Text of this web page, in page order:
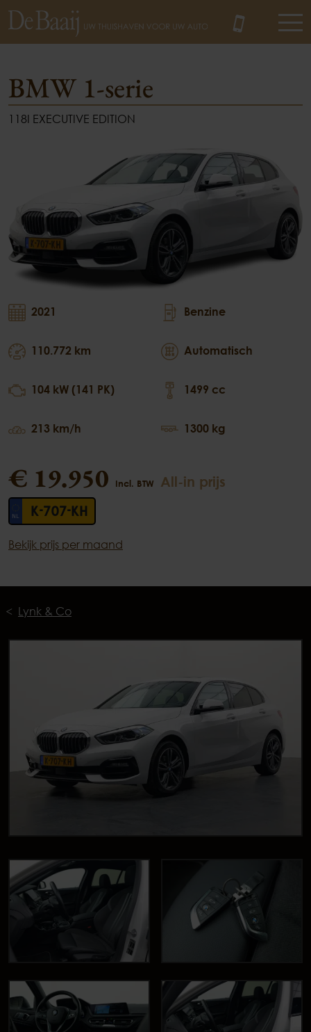
BMW 1-serie
118I EXECUTIVE EDITION
2021
110.772 km
104 kW (141 PK)
213 km/h
Benzine
Automatisch
1499 cc
1300 kg
€ 19.950 Incl. BTW All-in prijs
K-707-KH
Bekijk prijs per maand
Lynk & Co